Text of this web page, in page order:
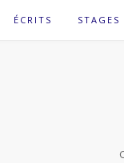
ÉCRITS STAGES